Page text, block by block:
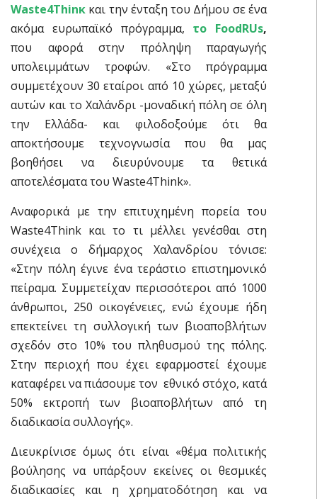
Waste4Thinκ και την ένταξη του Δήμου σε ένα
ακόμα ευρωπαϊκό πρόγραμμα, το FoodRUs,
που αφορά στην πρόληψη παραγωγής
υπολειμμάτων τροφών. «Στο πρόγραμμα
συμμετέχουν 30 εταίροι από 10 χώρες, μεταξύ
αυτών και το Χαλάνδρι -μοναδική πόλη σε όλη
την Ελλάδα- και φιλοδοξούμε ότι θα
αποκτήσουμε τεχνογνωσία που θα μας
βοηθήσει να διευρύνουμε τα θετικά
αποτελέσματα του Waste4Think».
Αναφορικά με την επιτυχημένη πορεία του
Waste4Think και το τι μέλλει γενέσθαι στη
συνέχεια ο δήμαρχος Χαλανδρίου τόνισε:
«Στην πόλη έγινε ένα τεράστιο επιστημονικό
πείραμα. Συμμετείχαν περισσότεροι από 1000
άνθρωποι, 250 οικογένειες, ενώ έχουμε ήδη
επεκτείνει τη συλλογική των βιοαποβλήτων
σχεδόν στο 10% του πληθυσμού της πόλης.
Στην περιοχή που έχει εφαρμοστεί έχουμε
καταφέρει να πιάσουμε τον εθνικό στόχο, κατά
50% εκτροπή των βιοαποβλήτων από τη
διαδικασία συλλογής».
Διευκρίνισε όμως ότι είναι «θέμα πολιτικής
βούλησης να υπάρξουν εκείνες οι θεσμικές
διαδικασίες και η χρηματοδότηση και να